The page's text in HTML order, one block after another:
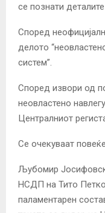
се познати деталите
Според
делото
систем”.
Според извори од
неовластено
Централниот
Се очекуваат
Љубомир
НСДП на Тито
паламентарен